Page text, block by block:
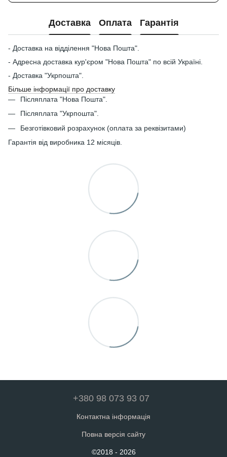
Доставка Оплата Гарантія
- Доставка на відділення "Нова Пошта".
- Адресна доставка кур'єром "Нова Пошта" по всій Україні.
- Доставка "Укрпошта".
Більше інформації про доставку
Післяплата "Нова Пошта".
Післяплата "Укрпошта".
Безготівковий розрахунок (оплата за реквізитами)
Гарантія від виробника 12 місяців.
+380 98 073 93 07
Контактна інформація
Повна версія сайту
©2018 - 2026